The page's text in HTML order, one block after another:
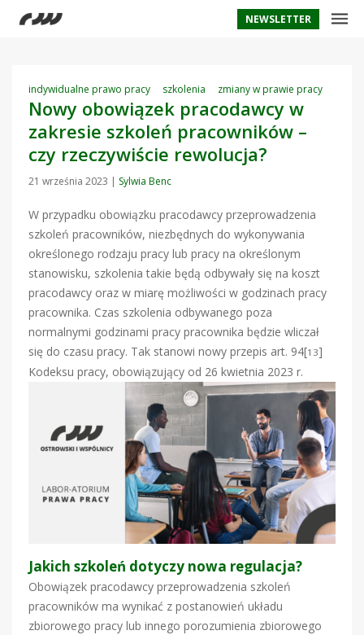
NEWSLETTER
indywidualne prawo pracy szkolenia zmiany w prawie pracy
Nowy obowiązek pracodawcy w
zakresie szkoleń pracowników –
czy rzeczywiście rewolucja?
21 września 2023 | Sylwia Benc
W przypadku obowiązku pracodawcy przeprowadzenia
szkoleń pracowników, niezbędnych do wykonywania
określonego rodzaju pracy lub pracy na określonym
stanowisku, szkolenia takie będą odbywały się na koszt
pracodawcy oraz w miarę możliwości w godzinach pracy
pracownika. Czas szkolenia odbywanego poza
normalnymi godzinami pracy pracownika będzie wliczał
się do czasu pracy. Tak stanowi nowy przepis art. 94[13]
Kodeksu pracy, obowiązujący od 26 kwietnia 2023 r.
Jakich szkoleń dotyczy nowa regulacja?
Obowiązek pracodawcy przeprowadzenia szkoleń
pracowników ma wynikać z postanowień układu
zbiorowego pracy lub innego porozumienia zbiorowego